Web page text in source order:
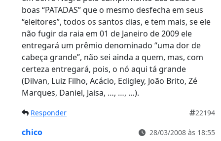
boas “PATADAS” que o mesmo desfecha em seus
“eleitores”, todos os santos dias, e tem mais, se ele
não fugir da raia em 01 de Janeiro de 2009 ele
entregará um prêmio denominado “uma dor de
cabeça grande”, não sei ainda a quem, mas, com
certeza entregará, pois, o nó aqui tá grande
(Dilvan, Luiz Filho, Acácio, Edigley, João Brito, Zé
Marques, Daniel, Jaisa, …, …, …).
Responder 22194
chico 28/03/2008 às 18:55